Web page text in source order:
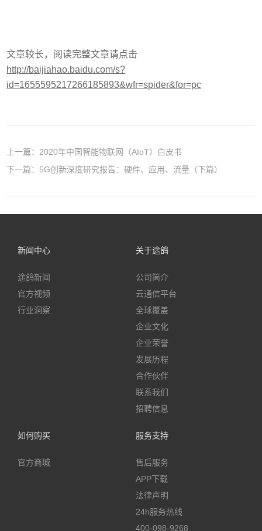
文章较长，阅读完整文章请点击
http://baijiahao.baidu.com/s?
id=1655595217266185893&wfr=spider&for=pc
上一篇：2020年中国智能物联网（AIoT）白皮书
下一篇： 5G创新深度研究报告：硬件、应用、流量（下篇）
新闻中心
途鸽新闻
官方视频
行业洞察
关于途鸽
公司简介
云通信平台
全球覆盖
企业文化
企业荣誉
发展历程
合作伙伴
联系我们
招聘信息
如何购买
官方商城
服务支持
售后服务
APP下载
法律声明
24h服务热线
400-098-9268